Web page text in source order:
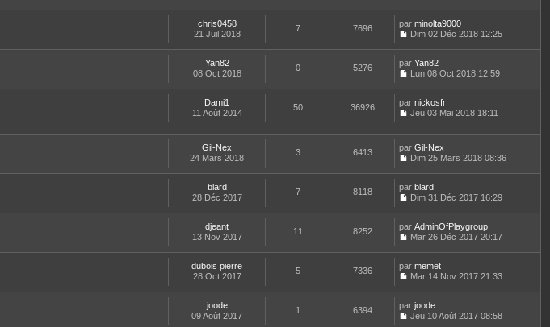
s
g
e
r
m
e
s
a
g
r
i
e
r
m
e
s
a
g
l
e
d
n
m
e
s
a
g
l
t
e
l
e
d
n
r
m
e
s
a
g
s
u
l
t
e
l
e
d
r
i
e
r
m
e
s
a
g
chris0458
21 Juil 2018
7 7696 par minolta9000
o
n
s
t
e
l
e
d
n
m
e
s
a
g
e
Dim 02 Déc 2018 12:25
Yan82
08 Oct 2018
0 5276 par Yan82
o
n
s
l
t
e
l
e
d
n
m
e
s
a
g
Lun 08 Oct 2018 12:59
Dami1
11 Août 2014
50 36926 par nickosfr
s
u
l
t
e
l
e
d
n
m
e
Jeu 03 Mai 2018 18:11
Gil-Nex
24 Mars 2018
3 6413 par Gil-Nex
o
n
s
t
e
e
d
e
r
n
Dim 25 Mars 2018 08:36
blard
28 Déc 2017
7 8118 par blard
o
n
s
t
e
e
d
Dim 31 Déc 2017 16:29
djeant
13 Nov 2017
11 8252 par AdminOfPlaygroup
o
n
s
t
e
Mar 26 Déc 2017 20:17
dubois pierre
28 Oct 2017
5 7336 par memet
o
n
s
Mar 14 Nov 2017 21:33
joode
09 Août 2017
1 6394 par joode
Jeu 10 Août 2017 08:58